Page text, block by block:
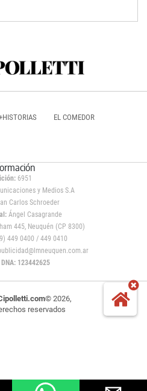
EL COMEDOR
6951
y Medios S.A
Carlos Schroeder
Ángel Casagrande
445, Neuquén (CP 8300)
449 0400 / 449 0410
123442625
© 2026,
reservados